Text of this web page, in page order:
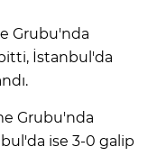
Grubu'nda
İstanbul'da
Grubu'nda
ise 3-0 galip